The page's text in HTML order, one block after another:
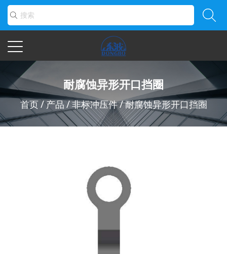
耐腐蚀异形开口挡圈
首页/ 产品 /非标冲压件/耐腐蚀异形开口挡圈